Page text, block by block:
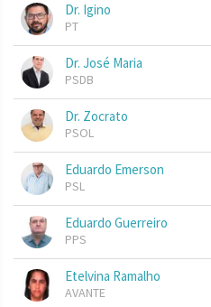
Dr. Igino
PT
Dr. José Maria
PSDB
Dr. Zocrato
PSOL
Eduardo Emerson
PSL
Eduardo Guerreiro
PPS
Etelvina Ramalho
AVANTE